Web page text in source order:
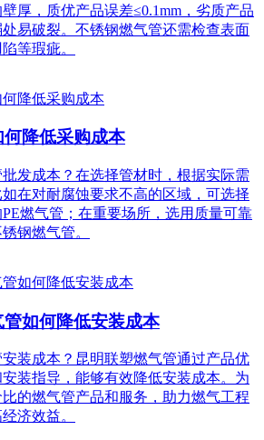
厚，质优产品误差≤0.1mm，劣质产品
易破裂。不锈钢燃气管还需检查表面
等瑕疵。
降低采购成本
发成本？在选择管材时，根据实际需
在对耐腐蚀要求不高的区域，可选择
燃气管；在重要场所，选用质量可靠
钢燃气管。
管如何降低安装成本
装成本？昆明联塑燃气管通过产品优
装指导，能够有效降低安装成本。为
的燃气管产品和服务，助力燃气工程
济效益。